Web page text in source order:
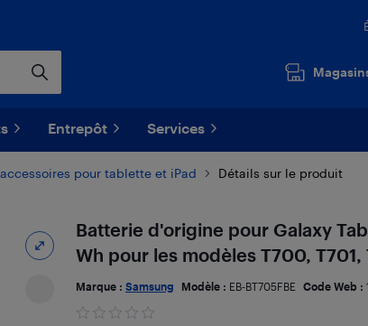
Entrepôt Services
pour tablette et iPad Détails sur le produit
Batterie d'origine pour Galaxy
Wh pour les modèles T700, T701,
Marque : Samsung Modèle : EB-BT705FBE Code Web :